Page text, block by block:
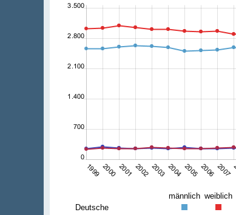
männlich weiblich
Deutsche